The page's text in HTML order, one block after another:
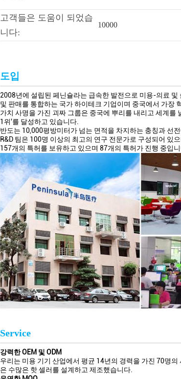
고객들은 도움이 되었습
니다:
10000
도입
2008년에 설립된 페닌슐라는 급속한 발전으로 미용-의료
및 판매를 통합하는 국가 하이테크 기업이며 중국에서 가장
가치 사명을 가진 괴짜 그룹은 중국에 뿌리를 내리고 세계
1위'를 달성하고 있습니다.
반도는 10,000평방미터가 넘는 면적을 차지하는 충칭과 선
R&D 팀은 100명 이상의 최고의 연구 전문가로 구성되어 있
157개의 특허를 보유하고 있으며 87개의 특허가 진행 중입
Service
강력한 OEM 및 ODM
우리는 미용 기기 산업에서 평균 14년의 경력을 가진 70명
은 수많은 핫 셀러를 설계하고 제조했습니다.